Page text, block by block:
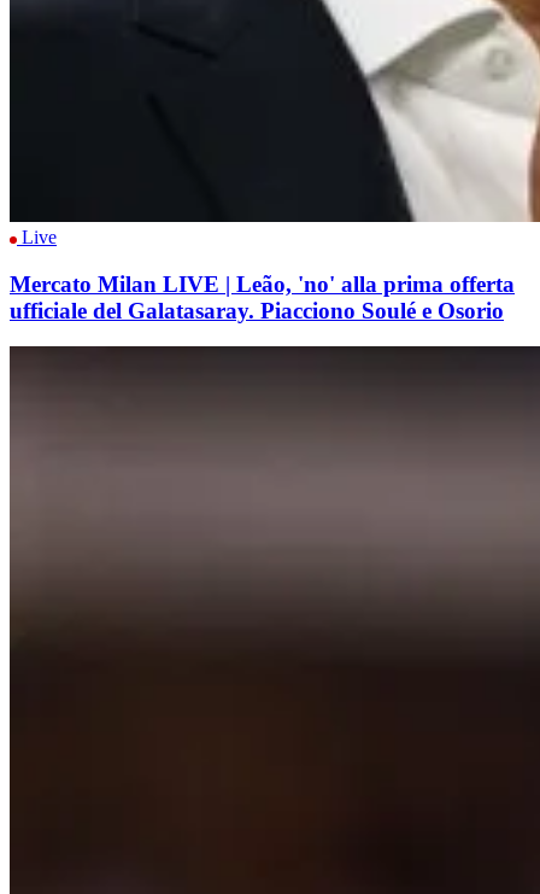
Live
Mercato Milan LIVE | Leão, 'no' alla prima offerta
ufficiale del Galatasaray. Piacciono Soulé e Osorio